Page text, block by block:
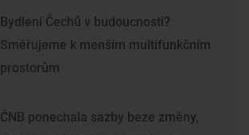
Bydlení Čechů v budoucnosti?
Směřujeme k menším multifunkčním
prostorům
ČNB ponechala sazby beze změny,